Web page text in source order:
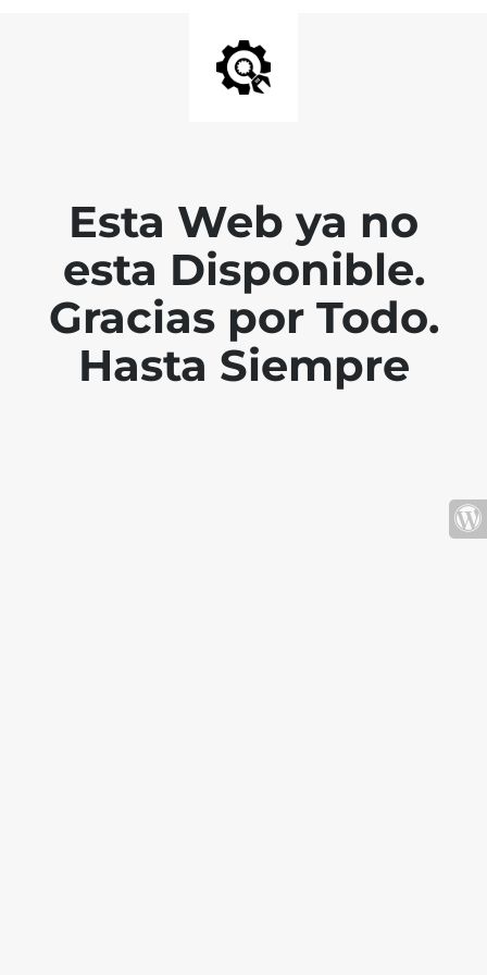
Esta Web ya no
esta Disponible.
Gracias por Todo.
Hasta Siempre